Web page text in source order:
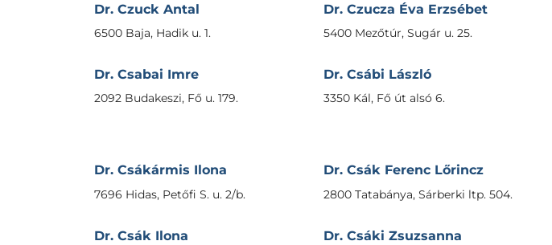
Dr. Czuck Antal
6500 Baja, Hadik u. 1.
Dr. Czucza Éva Erzsébet
5400 Mezőtúr, Sugár u. 25.
Dr. Csabai Imre
2092 Budakeszi, Fő u. 179.
Dr. Csábi László
3350 Kál, Fő út alsó 6.
Dr. Csákármis Ilona
7696 Hidas, Petőfi S. u. 2/b.
Dr. Csák Ferenc Lőrincz
2800 Tatabánya, Sárberki ltp. 504.
Dr. Csák Ilona Dr. Csáki Zsuzsanna